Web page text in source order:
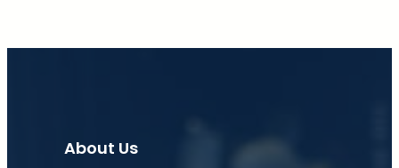
About Us